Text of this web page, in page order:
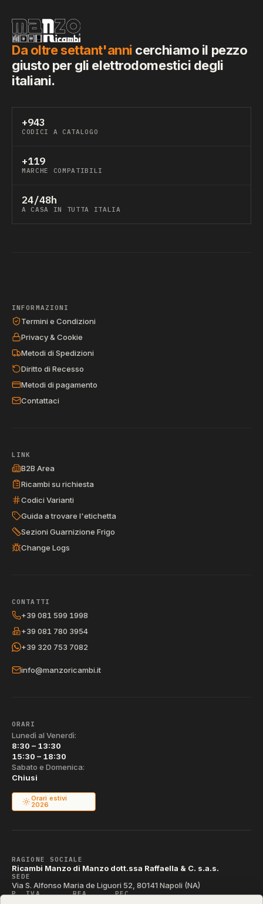
Da oltre settant'anni cerchiamo il pezzo
giusto per gli elettrodomestici degli
italiani.
+943
CODICI A CATALOGO
+119
MARCHE COMPATIBILI
24/48h
A CASA IN TUTTA ITALIA
INFORMAZIONI
Termini e Condizioni
Privacy & Cookie
Metodi di Spedizioni
Diritto di Recesso
Metodi di pagamento
Contattaci
LINK
B2B Area
Ricambi su richiesta
Codici Varianti
Guida a trovare l'etichetta
Sezioni Guarnizione Frigo
Change Logs
CONTATTI
+39 081 599 1998
+39 081 780 3954
+39 320 753 7082
info@manzoricambi.it
ORARI
Lunedì al Venerdì:
8:30 – 13:30
15:30 – 18:30
Sabato e Domenica:
Chiusi
Orari estivi
2026
RAGIONE SOCIALE
Ricambi Manzo di Manzo dott.ssa Raffaella & C. s.a.s.
SEDE
Via S. Alfonso Maria de Liguori 52, 80141 Napoli (NA)
P. IVA REA PEC